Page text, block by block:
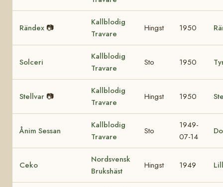
Rändex 📷
Kallblodig
Travare
Hingst 1950
Solceri
Kallblodig
Travare
Sto 1950
Stellvar 📷
Kallblodig
Travare
Hingst 1950
Ånim Sessan
Kallblodig
Travare
Sto
1949-
07-14
Ceko
Nordsvensk
Brukshäst
Hingst 1949